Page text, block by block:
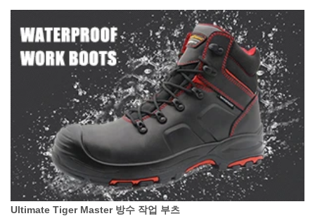
Ultimate Tiger Master 방수 작업 부츠